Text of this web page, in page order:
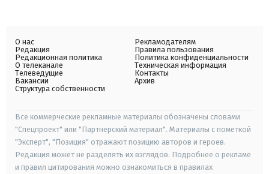
О нас
Редакция
Редакционная политика
О телеканале
Телеведущие
Вакансии
Структура собственности
Рекламодателям
Правила пользования
Политика конфиденциальности
Техническая информация
Контакты
Архив
Все коммерческие рекламные материалы обозначены словами
"Спецпроект" или "Партнерский материал". Материалы с пометкой
"Эксперт", "Позиция" отражают позицию авторов и героев.
Редакция может не разделять их взглядов. Подробнее о рекламе
и правил цитирования можно ознакомиться в правилах